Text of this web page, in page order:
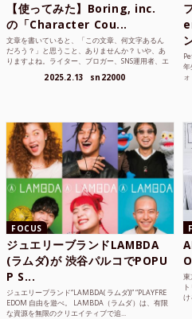
【使ってみた】Boring, inc.
の「Character Cou...
文章を書いていると、「この文章、何文字あるん
だろう？」と思うこと、ありませんか？ いや、あ
りますよね。ライター、ブロガー、SNS運用者、エ
2025.2.13 sn22000
年
FOCUS
ジュエリーブランドLAMBDA
(ラムダ)が 渋谷パルコでPOPU
P S...
ジュエリーブランド“LAMBDA( ラムダ))” “PLAYFRE
EDOM 自由を遊べ。 LAMBDA（ラムダ）は、有限
な資源を無限のクリエイティブで追...
東
け